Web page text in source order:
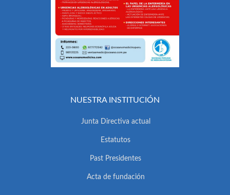
NUESTRA INSTITUCIÓN
Junta Directiva actual
Estatutos
Past Presidentes
Acta de fundación